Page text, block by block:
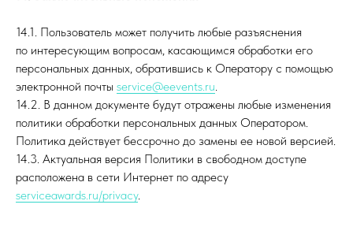
14.1. Пользователь может получить любые разъяснения
по интересующим вопросам, касающимся обработки его
персональных данных, обратившись к Оператору с помощью
электронной почты service@eevents.ru.
14.2. В данном документе будут отражены любые изменения
политики обработки персональных данных Оператором.
Политика действует бессрочно до замены ее новой версией.
14.3. Актуальная версия Политики в свободном доступе
расположена в сети Интернет по адресу
serviceawards.ru/privacy.